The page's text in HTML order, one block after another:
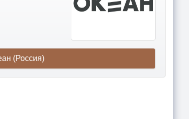
(Россия)